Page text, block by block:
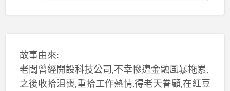
故事由來:
老闆曾經開設科技公司,不幸慘遭金融風暴拖累,
之後收拾沮喪,重拾工作熱情,得老天眷顧,在紅豆